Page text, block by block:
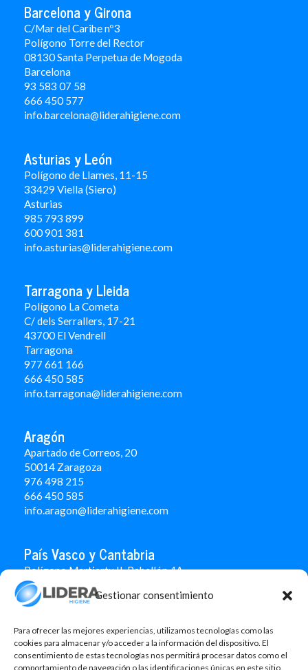
Gestionar consentimiento
Para ofrecer las mejores experiencias, utilizamos tecnologías como las
cookies para almacenar y/o acceder a la información del dispositivo. El
consentimiento de estas tecnologías nos permitirá procesar datos como el
comportamiento de navegación o las identificaciones únicas en este sitio.
Barcelona y Girona
C/Mar del Caribe nº3
Polígono Torre del Rector
08130 Santa Perpetua de Mogoda
Barcelona
93 583 07 58
666 450 577
info.barcelona@liderahigiene.com
Asturias y León
Polígono de Llames, 11-15
33429 Viella (Siero)
Asturias
985 793 899
600 901 381
info.asturias@liderahigiene.com
Tarragona y Lleida
Polígono La Cometa
C/ dels Serrallers, 17-21
43700 El Vendrell
Tarragona
977 661 166
666 450 585
info.tarragona@liderahigiene.com
Aragón
Apartado de Correos, 20
50014 Zaragoza
976 498 215
666 450 585
info.aragon@liderahigiene.com
País Vasco y Cantabria
Polígono Martiartu II. Pabellón 4A
48480 Arrigorriaga
Bizkaia
666 451 184
info.paisvasco@liderahigiene.com